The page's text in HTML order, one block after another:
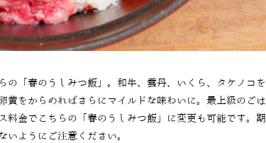
の「春のうしみつ飯」。和牛、雲丹、いくら、タケノコを
黄をからめればさらにマイルドな味わいに。最上級のごは
料金でこちらの「春のうしみつ飯」に変更も可能です。期
いようにご注意ください。